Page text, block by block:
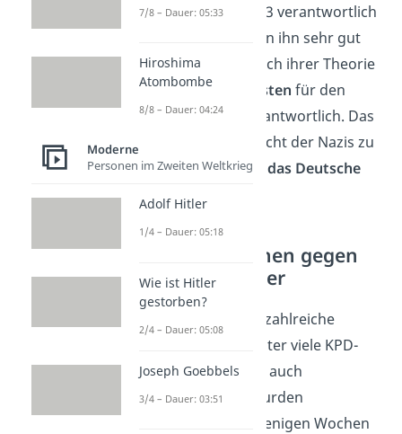
Reichstagsbrand 1933 verantwortlich
war: die Nazis nutzten ihn sehr gut
für sich aus. Denn nach ihrer Theorie
waren dieKommunisten für den
Reichstagsbrand verantwortlich. Das
machte sie nach Ansicht der Nazis zu
einerBedrohung für das Deutsche
Reich .
Brutales Vorgehen gegen
politische Gegner
Deshalb nahmen sie zahlreiche
Kommunisten, darunter viele KPD-
Mitglieder, fest. Aber auch
Sozialdemokraten wurden
festgenommen. In wenigen Wochen
7/8 – Dauer: 05:33
Hiroshima
Atombombe
8/8 – Dauer: 04:24
Moderne
Personen im Zweiten Weltkrieg
Adolf Hitler
1/4 – Dauer: 05:18
Wie ist Hitler
gestorben?
2/4 – Dauer: 05:08
Joseph Goebbels
3/4 – Dauer: 03:51